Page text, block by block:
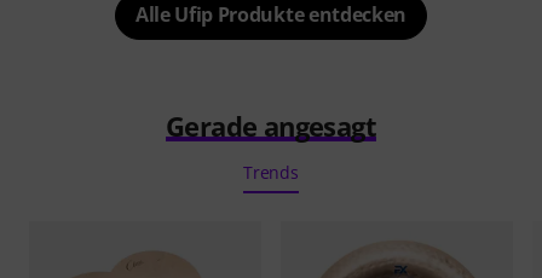
Alle Ufip Produkte entdecken
Gerade angesagt
Trends